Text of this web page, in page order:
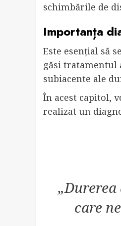
schimbările de
Importanța
Este esențial să
găsi tratamentul
subiacente ale
În acest capitol,
realizat un
care